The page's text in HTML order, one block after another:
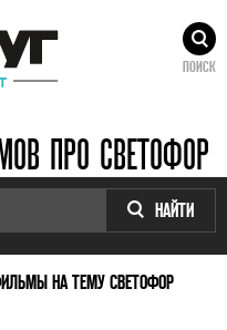
ПОИСК
ПРО СВЕТОФОР
НАЙТИ
НА ТЕМУ СВЕТОФОР